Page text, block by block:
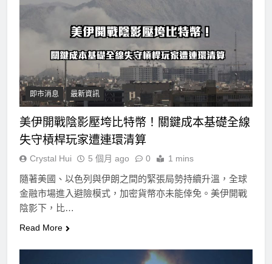
即市消息 最新資訊
美伊開戰陰影壓垮比特幣！關鍵成本基礎全線
失守槓桿玩家遭連環清算
Crystal Hui 5 個月 ago 0 1 mins
隨著美國、以色列與伊朗之間的緊張局勢持續升溫，全球
金融市場進入避險模式，加密貨幣亦未能倖免。美伊開戰
陰影下，比…
Read More